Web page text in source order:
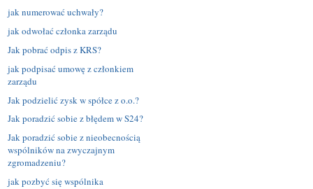
jak numerować uchwały?
jak odwołać członka zarządu
Jak pobrać odpis z KRS?
jak podpisać umowę z członkiem
zarządu
Jak podzielić zysk w spółce z o.o.?
Jak poradzić sobie z błędem w S24?
Jak poradzić sobie z nieobecnością
wspólników na zwyczajnym
zgromadzeniu?
jak pozbyć się wspólnika